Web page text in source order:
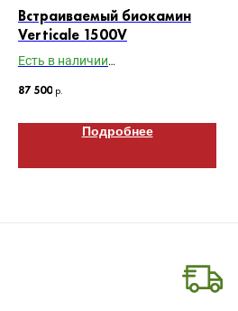
Встраиваемый биокамин
Verticale 1500V
Есть в наличии
87 500 р.
Подробнее